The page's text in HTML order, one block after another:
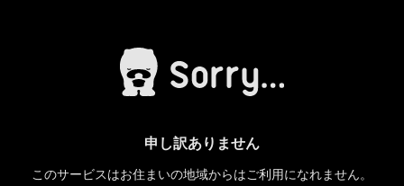
申し訳ありません
このサービスはお住まいの地域からはご利用になれません。